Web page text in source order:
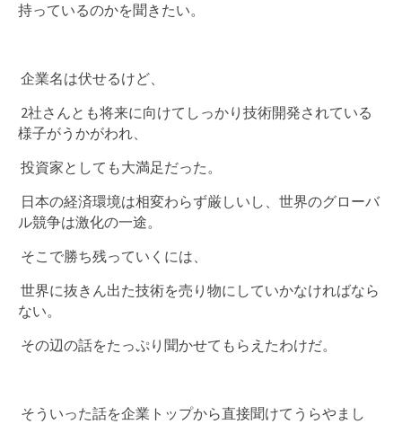
持っているのかを聞きたい。
企業名は伏せるけど、
2社さんとも将来に向けてしっかり技術開発されている
様子がうかがわれ、
投資家としても大満足だった。
日本の経済環境は相変わらず厳しいし、世界のグローバ
ル競争は激化の一途。
そこで勝ち残っていくには、
世界に抜きん出た技術を売り物にしていかなければなら
ない。
その辺の話をたっぷり聞かせてもらえたわけだ。
そういった話を企業トップから直接聞けてうらやまし